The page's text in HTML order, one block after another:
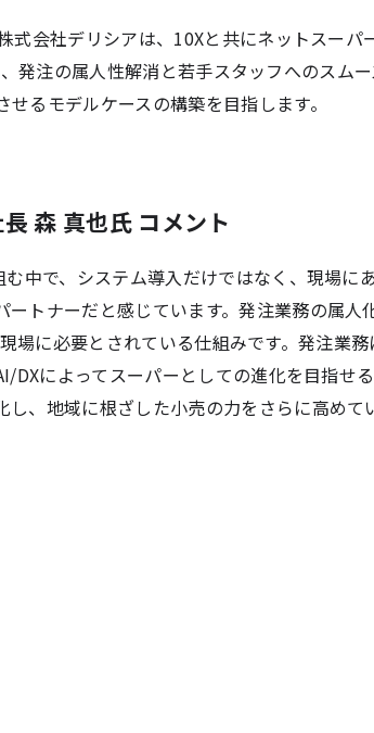
式会社デリシアは、10Xと共にネットスーパ
発注の属人性解消と若手スタッフへのスム
るモデルケースの構築を目指します。
森 真也氏 コメント
む中で、システム導入だけではなく、現場に
トナーだと感じています。発注業務の属人
場に必要とされている仕組みです。発注業
DXによってスーパーとしての進化を目指せ
、地域に根ざした小売の力をさらに高めて